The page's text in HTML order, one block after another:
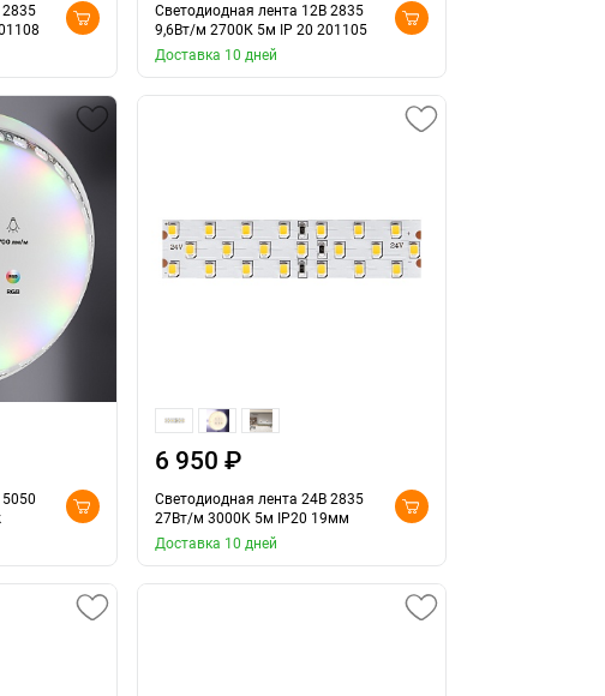
Светодиодная лента 12В 2835
9,6Вт/м 2700К 5м IP 20 201105
Доставка 10 дней
6 950 ₽
Светодиодная лента 24В 2835
27Вт/м 3000K 5м IP20 19мм
Доставка 10 дней